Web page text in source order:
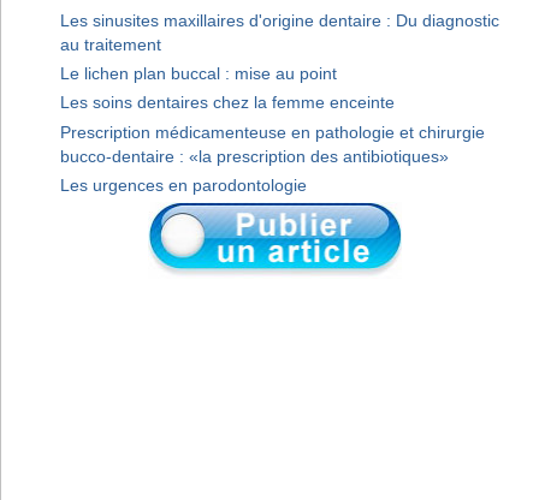
Les sinusites maxillaires d'origine dentaire : Du diagnostic
au traitement
Le lichen plan buccal : mise au point
Les soins dentaires chez la femme enceinte
Prescription médicamenteuse en pathologie et chirurgie
bucco-dentaire : «la prescription des antibiotiques»
Les urgences en parodontologie